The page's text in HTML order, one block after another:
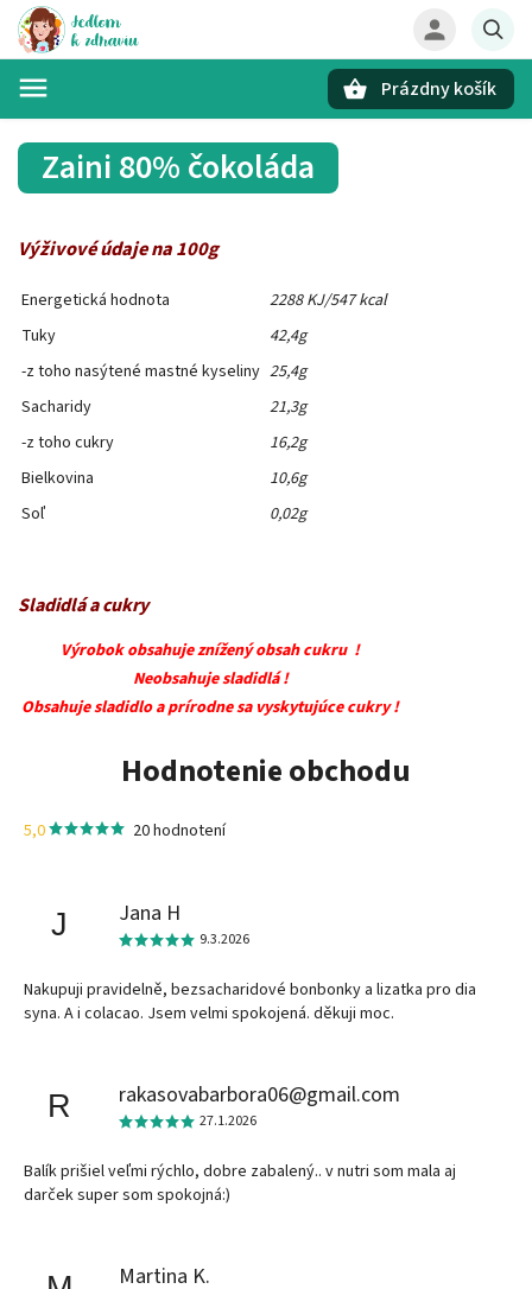
Prázdny košík
Zaini 80% čokoláda
Výživové údaje na 100g
Energetická hodnota
2288 KJ/547 kcal
Tuky
42,4g
-z toho nasýtené mastné kyseliny 25,4g
Sacharidy
21,3g
-z toho cukry
16,2g
Bielkovina
10,6g
Soľ
0,02g
Sladidlá a cukry
Výrobok obsahuje znížený obsah cukru !
Neobsahuje sladidlá !
Obsahuje sladidlo a prírodne sa vyskytujúce cukry !
Hodnotenie obchodu
5,0 20 hodnotení
J Jana H
9.3.2026
Nakupuji pravidelně, bezsacharidové bonbonky a lizatka pro dia
syna. A i colacao. Jsem velmi spokojená. děkuji moc.
R rakasovabarbora06@gmail.com
27.1.2026
Balík prišiel veľmi rýchlo, dobre zabalený.. v nutri som mala aj
darček super som spokojná:)
Martina K.